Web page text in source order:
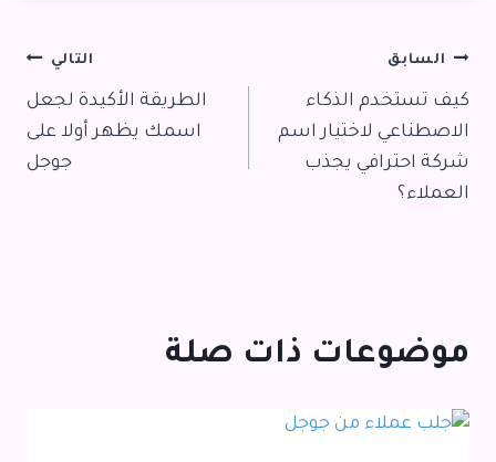
تصفّح
المقالات
السابق
كيف تستخدم الذكاء
الاصطناعي لاختيار اسم
شركة احترافي يجذب
العملاء؟
التالي
الطريقة الأكيدة لجعل
اسمك يظهر أولا على
جوجل
موضوعات ذات صلة